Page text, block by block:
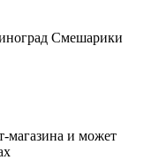
Смешарики
магазина и может